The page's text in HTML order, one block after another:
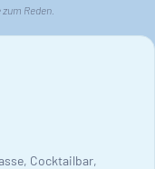
Reden.
Cocktailbar,